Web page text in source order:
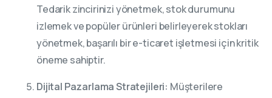
Tedarik zincirinizi yönetmek, stok durumunu
izlemek ve popüler ürünleri belirleyerek stokları
yönetmek, başarılı bir e-ticaret işletmesi için kritik
öneme sahiptir.
Dijital Pazarlama Stratejileri: Müşterilere